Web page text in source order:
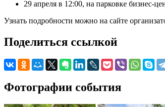
29 апреля в 12:00, на парковке бизнес-
Узнать подробности можно на сайте
Поделиться ссылкой
Фотографии события